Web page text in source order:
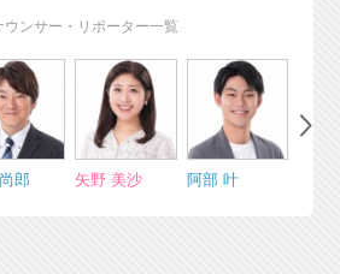
ウンサー・リポーター一覧
郎 矢野 美沙 阿部 叶